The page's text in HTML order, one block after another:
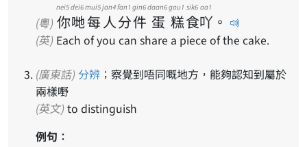
(粵) 你
nei5
哋
dei6
每
mui5
人
jan4
分
fan1
件
gin6
蛋
daan6
糕
gou1
食
sik6
吖
aa1
。
(英) Each of you can share a piece of the cake.
(廣東話) 分辨 ；察覺到唔同嘅地方，能夠認知到屬於
兩樣嘢
(英文) to distinguish
例句：